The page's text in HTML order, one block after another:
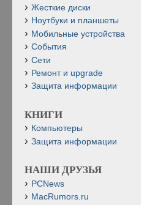
Жесткие диски
Ноутбуки и планшеты
Мобильные устройства
События
Сети
Ремонт и upgrade
Защита информации
КНИГИ
Компьютеры
Защита информации
НАШИ ДРУЗЬЯ
PCNews
MacRumors.ru